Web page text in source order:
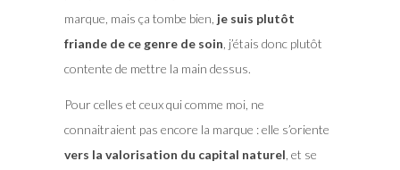
marque, mais ça tombe bien, je suis plutôt
friande de ce genre de soin , j’étais donc plutôt
contente de mettre la main dessus.
Pour celles et ceux qui comme moi, ne
connaitraient pas encore la marque : elle s’oriente
vers la valorisation du capital naturel , et se